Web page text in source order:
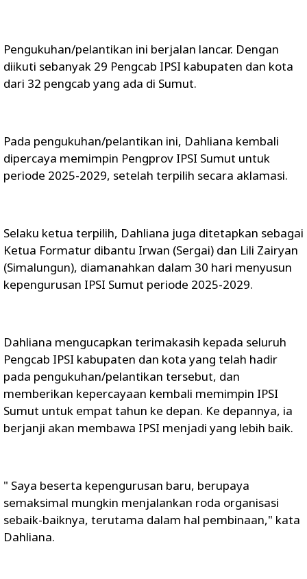
Pengukuhan/pelantikan ini berjalan lancar. Dengan
diikuti sebanyak 29 Pengcab IPSI kabupaten dan kota
dari 32 pengcab yang ada di Sumut.
Pada pengukuhan/pelantikan ini, Dahliana kembali
dipercaya memimpin Pengprov IPSI Sumut untuk
periode 2025-2029, setelah terpilih secara aklamasi.
Selaku ketua terpilih, Dahliana juga ditetapkan sebagai
Ketua Formatur dibantu Irwan (Sergai) dan Lili Zairyan
(Simalungun), diamanahkan dalam 30 hari menyusun
kepengurusan IPSI Sumut periode 2025-2029.
Dahliana mengucapkan terimakasih kepada seluruh
Pengcab IPSI kabupaten dan kota yang telah hadir
pada pengukuhan/pelantikan tersebut, dan
memberikan kepercayaan kembali memimpin IPSI
Sumut untuk empat tahun ke depan. Ke depannya, ia
berjanji akan membawa IPSI menjadi yang lebih baik.
" Saya beserta kepengurusan baru, berupaya
semaksimal mungkin menjalankan roda organisasi
sebaik-baiknya, terutama dalam hal pembinaan," kata
Dahliana.